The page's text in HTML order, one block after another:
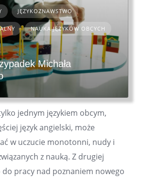
JĘZYKOZNAWSTWO
NAUKA JĘZYKÓW OBCYCH
Michała
jednym językiem obcym,
język angielski, może
w uczucie monotonni, nudy i
z nauką. Z drugiej
pracy nad poznaniem nowego